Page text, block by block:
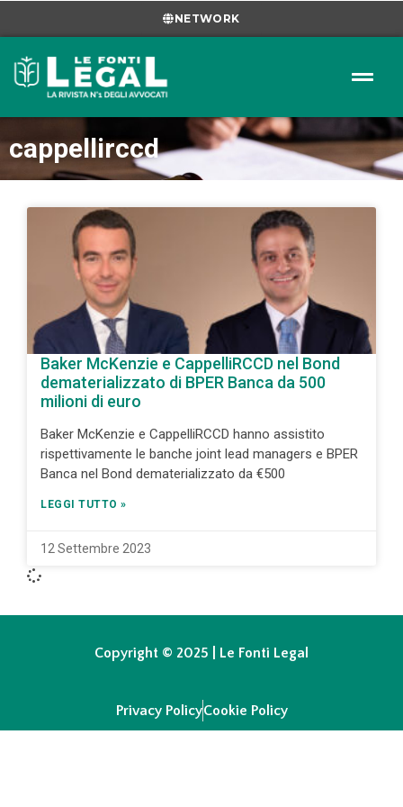
NETWORK
cappellirccd
Baker McKenzie e CappelliRCCD nel Bond
dematerializzato di BPER Banca da 500
milioni di euro
Baker McKenzie e CappelliRCCD hanno assistito
rispettivamente le banche joint lead managers e BPER
Banca nel Bond dematerializzato da €500
LEGGI TUTTO »
12 Settembre 2023
Copyright © 2025 | Le Fonti Legal
Privacy PolicyCookie Policy